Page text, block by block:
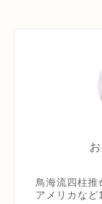
鳥海流四柱推
アメリカなど